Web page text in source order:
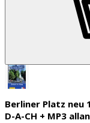
Berliner Platz neu
D-A-CH + MP3